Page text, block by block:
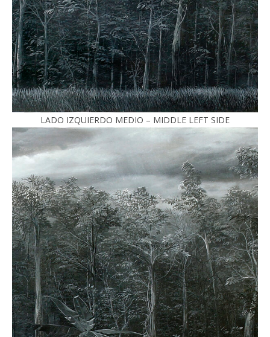
LADO IZQUIERDO MEDIO – MIDDLE LEFT SIDE